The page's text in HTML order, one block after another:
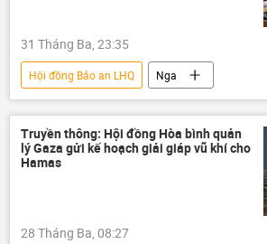
31 Tháng Ba, 23:35
Hội đồng Bảo an LHQ
Nga
Vasily Nebenzya
Liên Hợp Quốc
Lebanon
"Hezbollah"
xung đột quân sự
Trung Đông
thiệt mạng
Truyền thông: Hội đồng Hòa bình quản
lý Gaza gửi kế hoạch giải giáp vũ khí cho
Hamas
28 Tháng Ba, 08:27